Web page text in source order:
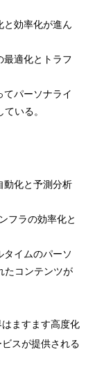
と効率化が進ん
最適化とトラフ
てパーソナライ
いる。
動化と予測分析
フラの効率化と
タイムのパーソ
たコンテンツが
ますます高度化
スが提供される